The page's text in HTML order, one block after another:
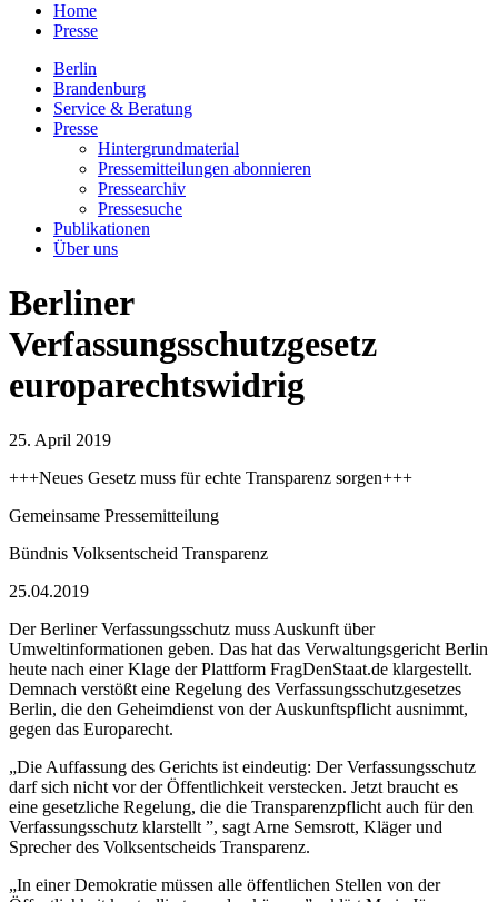
Home
Presse
Berlin
Brandenburg
Service & Beratung
Presse
Hintergrundmaterial
Pressemitteilungen abonnieren
Pressearchiv
Pressesuche
Publikationen
Über uns
Berliner
Verfassungsschutzgesetz
europarechtswidrig
25. April 2019
+++Neues Gesetz muss für echte Transparenz sorgen+++
Gemeinsame Pressemitteilung
Bündnis Volksentscheid Transparenz
25.04.2019
Der Berliner Verfassungsschutz muss Auskunft über
Umweltinformationen geben. Das hat das Verwaltungsgericht Berlin
heute nach einer Klage der Plattform FragDenStaat.de klargestellt.
Demnach verstößt eine Regelung des Verfassungsschutzgesetzes
Berlin, die den Geheimdienst von der Auskunftspflicht ausnimmt,
gegen das Europarecht.
„Die Auffassung des Gerichts ist eindeutig: Der Verfassungsschutz
darf sich nicht vor der Öffentlichkeit verstecken. Jetzt braucht es
eine gesetzliche Regelung, die die Transparenzpflicht auch für den
Verfassungsschutz klarstellt ”, sagt Arne Semsrott, Kläger und
Sprecher des Volksentscheids Transparenz.
„In einer Demokratie müssen alle öffentlichen Stellen von der